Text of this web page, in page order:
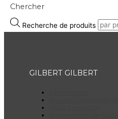
Chercher
Recherche de produits
GILBERT GILBERT